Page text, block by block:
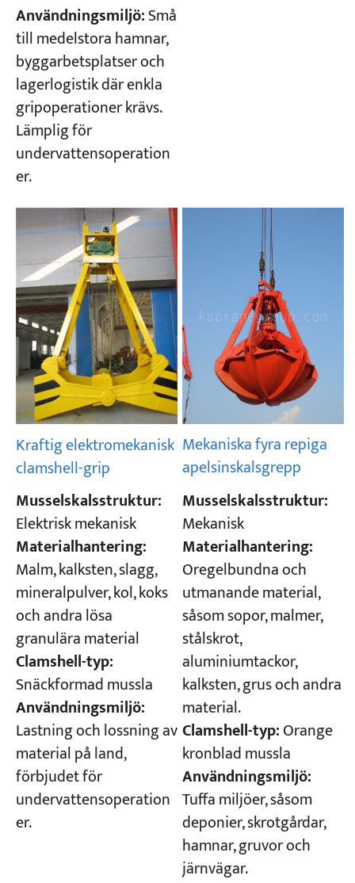
Användningsmiljö:Små
till medelstora hamnar,
byggarbetsplatser och
lagerlogistik där enkla
gripoperationer krävs.
Lämplig för
undervattensoperation
er.
Kraftig elektromekanisk
clamshell-grip
Musselskalsstruktur:
Elektrisk mekanisk
Materialhantering:
Malm, kalksten, slagg,
mineralpulver, kol, koks
och andra lösa
granulära material
Clamshell-typ:
Snäckformad mussla
Användningsmiljö:
Lastning och lossning av
material på land,
förbjudet för
undervattensoperation
er.
Mekaniska fyra repiga
apelsinskalsgrepp
Musselskalsstruktur:
Mekanisk
Materialhantering:
Oregelbundna och
utmanande material,
såsom sopor, malmer,
stålskrot,
aluminiumtackor,
kalksten, grus och andra
material.
Clamshell-typ:Orange
kronblad mussla
Användningsmiljö:
Tuffa miljöer, såsom
deponier, skrotgårdar,
hamnar, gruvor och
järnvägar.